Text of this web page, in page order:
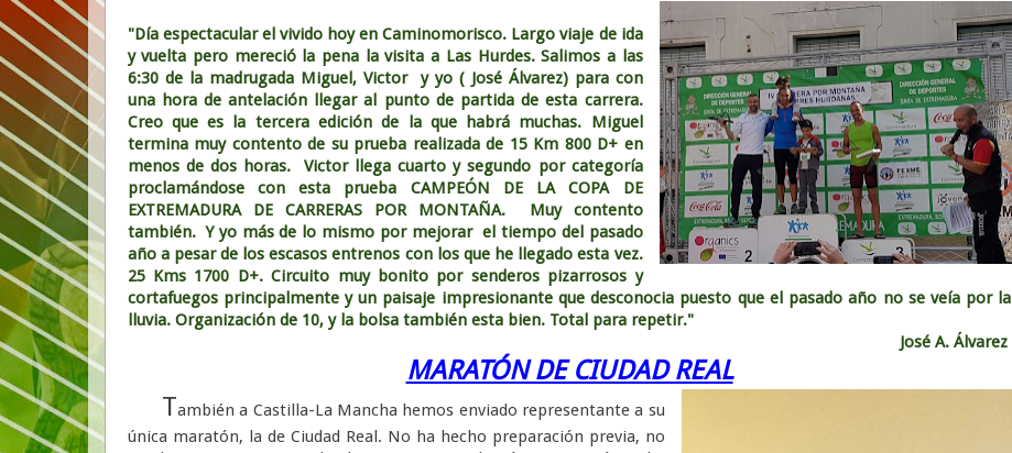
"Día espectacular el vivido hoy en Caminomorisco. Largo viaje de ida
y vuelta pero mereció la pena la visita a Las Hurdes. Salimos a las
6:30 de la madrugada Miguel, Victor y yo ( José Álvarez) para con
una hora de antelación llegar al punto de partida de esta carrera.
Creo que es la tercera edición de la que habrá muchas. Miguel
termina muy contento de su prueba realizada de 15 Km 800 D+ en
menos de dos horas. Victor llega cuarto y segundo por categoría
proclamándose con esta prueba CAMPEÓN DE LA COPA DE
EXTREMADURA DE CARRERAS POR MONTAÑA. Muy contento
también. Y yo más de lo mismo por mejorar el tiempo del pasado
año a pesar de los escasos entrenos con los que he llegado esta vez.
25 Kms 1700 D+. Circuito muy bonito por senderos pizarrosos y
cortafuegos principalmente y un paisaje impresionante que desconocia puesto que el pasado año no se veía por la
lluvia. Organización de 10, y la bolsa también esta bien. Total para repetir."
José A. Álvarez
MARATÓN DE CIUDAD REAL
También a Castilla-La Mancha hemos enviado representante a su
única maratón, la de Ciudad Real. No ha hecho preparación previa, no